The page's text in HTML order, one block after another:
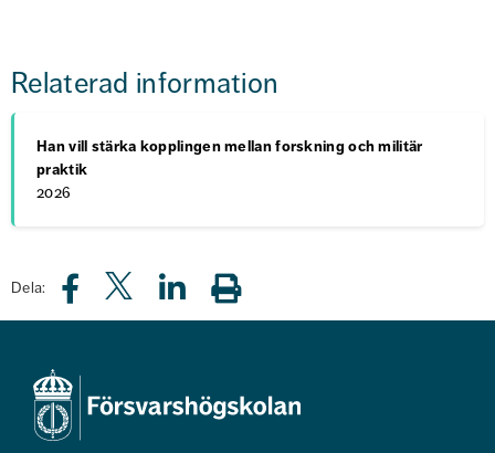
Relaterad information
Han vill stärka kopplingen mellan forskning och militär
praktik
2026
Dela: